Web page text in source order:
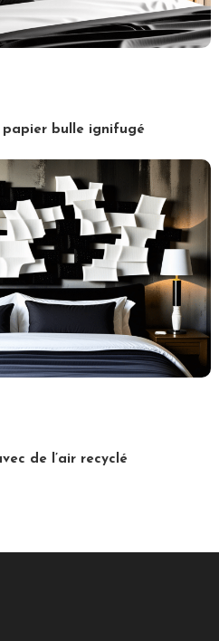
bulle ignifugé
de l’air recyclé